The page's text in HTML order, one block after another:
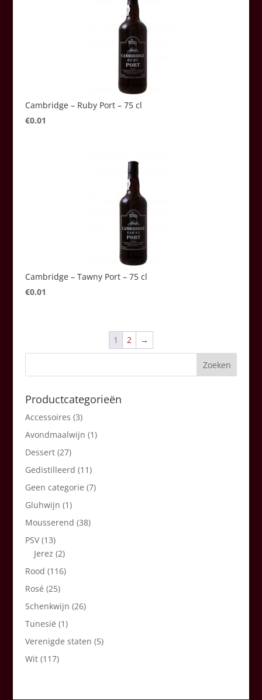
Cambridge – Ruby Port – 75 cl
€0.01
Cambridge – Tawny Port – 75 cl
€0.01
1 2 →
Productcategorieën
Accessoires (3)
Avondmaalwijn (1)
Dessert (27)
Gedistilleerd (11)
Geen categorie (7)
Gluhwijn (1)
Mousserend (38)
PSV (13)
Jerez (2)
Rood (116)
Rosé (25)
Schenkwijn (26)
Tunesië (1)
Verenigde staten (5)
Wit (117)